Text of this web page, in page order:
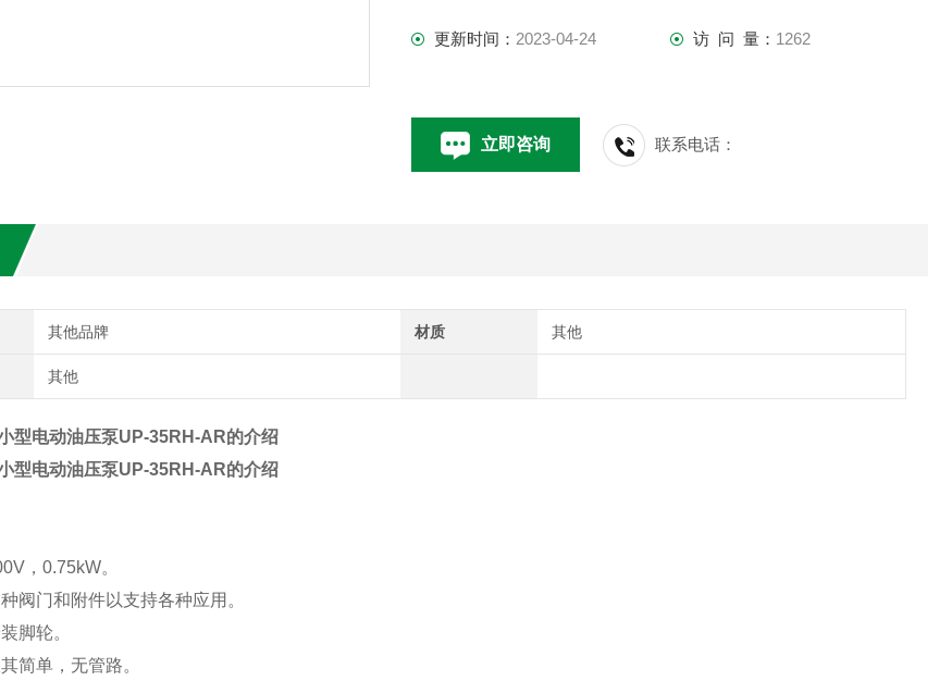
更新时间： 2023-04-24 访 问 量： 1262
立即咨询 联系电话：
其他品牌 材质 其他
其他
型电动油压泵UP-35RH-AR的介绍
型电动油压泵UP-35RH-AR的介绍
，0.75kW。
阀门和附件以支持各种应用。
脚轮。
简单，无管路。